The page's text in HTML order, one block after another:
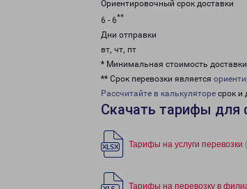
Ориентировочный срок доставки
6 - 6**
Дни отправки
вт, чт, пт
* Минимальная стоимость
** Срок перевозки является
Рассчитайте в калькуляторе срок и
Скачать тарифы для
Тарифы на услуги перевозки
Тарифы на перевозку в